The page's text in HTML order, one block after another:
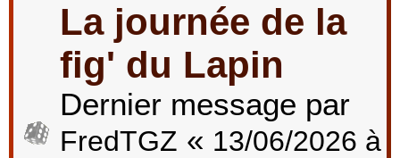
La journée de la
fig' du Lapin
Dernier message par
FredTGZ « 13/06/2026 à